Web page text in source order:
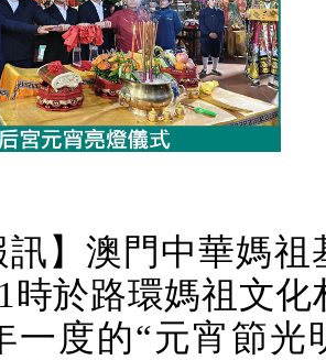
訊】澳門中華媽
時於路環媽祖文化
一度的“元宵節光